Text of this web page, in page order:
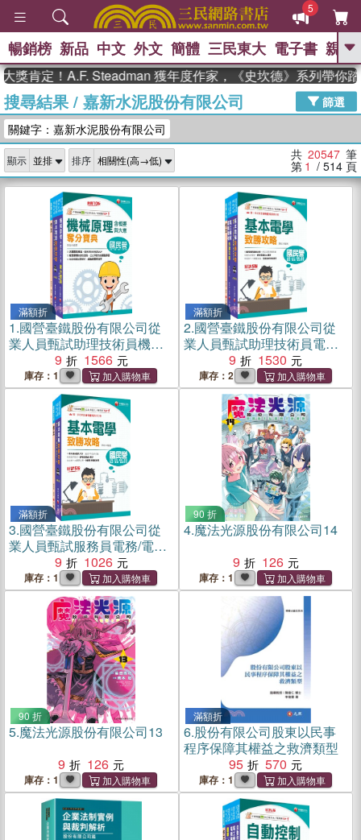
5
GO
熱搜： 東野圭吾 、 高希均教授回憶錄
、 The Odyssey 、 父親節 、 如果歷
史是一群喵
獎 臺灣漫遊錄 、 方念華 、 台灣的李
登輝時代
數學女孩：黎曼猜想 、
偉大的迷走神經
暢銷榜 新品 中文 外文 簡體 三民東大 電子書 親子
！A.F. Steadman 獲年度作家，《史坎德》系列帶你踏上熱
搜尋結果/ 嘉新水泥股份有限公司
篩選
關鍵字：嘉新水泥股份有限公司
顯示 排序 共 20547 筆
第 1 / 514 頁
滿額折
1.國營臺鐵股份有限公司從
業人員甄試助理技術員機械
課文版套書（共三冊）
9 1566
庫存：1
滿額折
2.國營臺鐵股份有限公司從
業人員甄試助理技術員電機
課文版套書（三冊）
9 1530
庫存：2
滿額折
3.國營臺鐵股份有限公司從
業人員甄試服務員電務/電力/
電機課文版套書（共二冊）
9 1026
庫存：1
90 折
4.魔法光源股份有限公司14
9
126
庫存：1
90 折
5.魔法光源股份有限公司13
9
126
庫存：1
滿額折
6.股份有限公司股東以民事
程序保障其權益之救濟類型
95
570
庫存：1